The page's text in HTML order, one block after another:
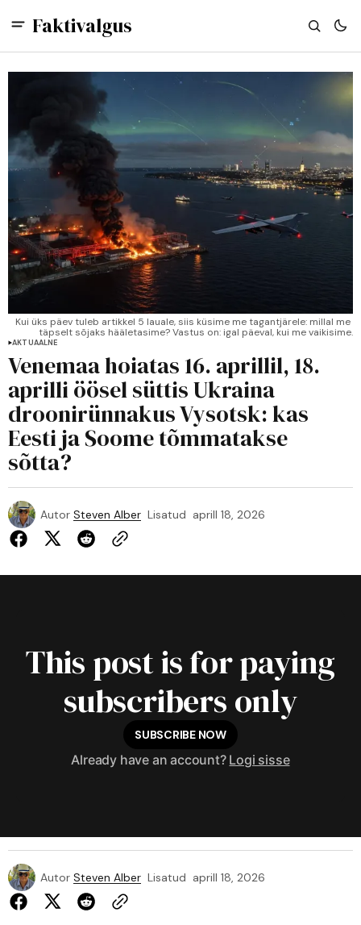
Faktivalgus
Kui üks päev tuleb artikkel 5 lauale, siis küsime me tagantjärele: millal me
täpselt sõjaks hääletasime? Vastus on: igal päeval, kui me vaikisime.
AKTUAALNE
Venemaa hoiatas 16. aprillil, 18.
aprilli öösel süttis Ukraina
droonirünnakus Vysotsk: kas
Eesti ja Soome tõmmatakse
sõtta?
Autor Steven Alber Lisatud aprill 18, 2026
This post is for paying
subscribers only
SUBSCRIBE NOW
Already have an account? Logi sisse
Autor Steven Alber Lisatud aprill 18, 2026